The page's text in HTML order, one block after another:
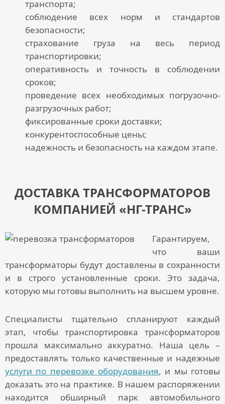
транспорта;
соблюдение всех норм и стандартов
безопасности;
страхование груза на весь период
транспортировки;
оперативность и точность в соблюдении
сроков;
проведение всех необходимых погрузочно-
разгрузочных работ;
фиксированные сроки доставки;
конкурентоспособные цены;
надежность и безопасность на каждом этапе.
ДОСТАВКА ТРАНСФОРМАТОРОВ
КОМПАНИЕЙ «НГ-ТРАНС»
Гарантируем,
что ваши
трансформаторы будут доставлены в сохранности
и в строго установленные сроки. Это задача,
которую мы готовы выполнить на высшем уровне.
Специалисты тщательно спланируют каждый
этап, чтобы транспортировка трансформаторов
прошла максимально аккуратно. Наша цель –
предоставлять только качественные и надежные
услуги по перевозке оборудования, и мы готовы
доказать это на практике. В нашем распоряжении
находится обширный парк автомобильного